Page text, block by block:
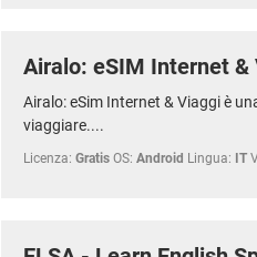
Airalo: eSIM Internet &
Airalo: eSim Internet & Viaggi è
viaggiare....
Licenza: Gratis OS: Android Lingua: IT